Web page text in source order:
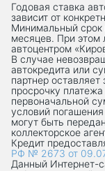
Годовая ставка
зависит от
Минимальный срок
месяцев. При этом
автоцентром
В случае
автокредита или
партнер
просрочку
первоначальной
условий
могут быть
коллекторское
Кредит
РФ № 2673 от
Данный Интернет-